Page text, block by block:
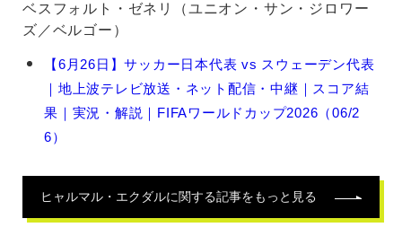
ベスフォルト・ゼネリ（ユニオン・サン・ジロワー
ズ／ベルゴー）
ヒ
ル・
の
【6月26日】サッカー日本代表 vs スウェーデン代表
｜地上波テレビ放送・ネット配信・中継｜スコア結
果｜実況・解説｜FIFAワールドカップ2026（06/2
6）
ヒャルマル・エクダルに関する記事をもっと見る